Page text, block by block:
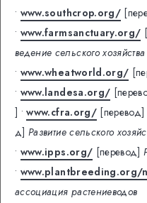
• www.southcrop.org/
• www.farmsanctuary.org/
ведение сельского хозяйства
• www.wheatworld.org/
• www.landesa.org/
] •www.cfra.org/ [перевод]
д] Развитие сельского
• www.ipps.org/ [перевод]
• www.plantbreeding.org/
ассоциация растениеводов